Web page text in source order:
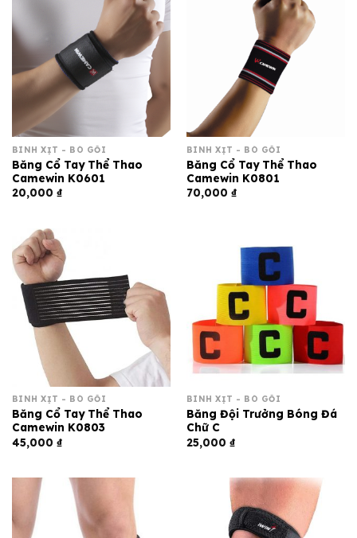
BÌNH XỊT - BÓ GỐI
Băng Cổ Tay Thể Thao
Camewin K0601
20,000 ₫
BÌNH XỊT - BÓ GỐI
Băng Cổ Tay Thể Thao
Camewin K0801
70,000 ₫
BÌNH XỊT - BÓ GỐI
Băng Cổ Tay Thể Thao
Camewin K0803
45,000 ₫
BÌNH XỊT - BÓ GỐI
Băng Đội Trưởng Bóng Đá
Chữ C
25,000 ₫